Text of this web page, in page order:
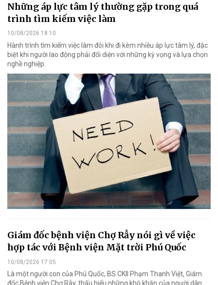
Những áp lực tâm lý thường gặp trong quá
trình tìm kiếm việc làm
10/08/2026 18:10
Hành trình tìm kiếm việc làm đôi khi đi kèm nhiều áp lực tâm lý, đặc
biệt khi người lao động phải đối diện với những kỳ vọng và lựa chọn
nghề nghiệp.
Giám đốc bệnh viện Chợ Rẫy nói gì về việc
hợp tác với Bệnh viện Mặt trời Phú Quốc
10/08/2026 17:05
Là một người con của Phú Quốc, BS.CKII Phạm Thanh Việt, Giám
đốc Bệnh viện Chợ Rẫy, thấu hiểu những khó khăn của người dân